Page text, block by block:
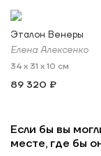
Эталон Венеры
Елена Алексенко
34 x 31 x 10 см
89 320 ₽
Если бы вы
месте, где бы